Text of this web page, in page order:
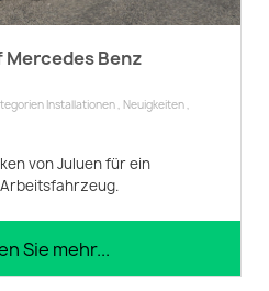
Mercedes Benz
Installationen, Neuigkeiten,
von Juluen für ein
Sie mehr...